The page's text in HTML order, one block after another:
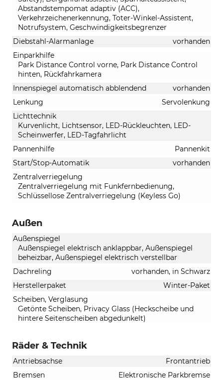
Abstandstempomat adaptiv (ACC),
Verkehrzeichenerkennung, Toter-Winkel-Assistent,
Notrufsystem, Geschwindigkeitsbegrenzer
Diebstahl-Alarmanlage
vorhanden
Einparkhilfe
Park Distance Control vorne, Park Distance Control
hinten, Rückfahrkamera
Innenspiegel automatisch abblendend
vorhanden
Lenkung
Servolenkung
Lichttechnik
Kurvenlicht, Lichtsensor, LED-Rückleuchten, LED-
Scheinwerfer, LED-Tagfahrlicht
Pannenhilfe
Pannenkit
Start/Stop-Automatik
vorhanden
Zentralverriegelung
Zentralverriegelung mit Funkfernbedienung,
Schlüssellose Zentralverriegelung (Keyless Go)
Außen
Außenspiegel
Außenspiegel elektrisch anklappbar, Außenspiegel
beheizbar, Außenspiegel elektrisch verstellbar
Dachreling
vorhanden, in Schwarz
Herstellerpaket
Winter-Paket
Scheiben, Verglasung
Getönte Scheiben, Privacy Glass (Heckscheibe und
hintere Seitenscheiben abgedunkelt)
Räder & Technik
Antriebsachse
Frontantrieb
Bremsen
Elektronische Parkbremse